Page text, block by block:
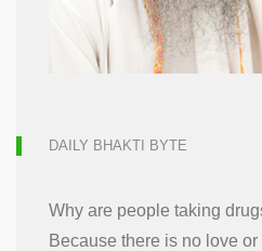
DAILY BHAKTI BYTE
Why are people taking
Because there is no love